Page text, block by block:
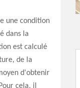
une condition
dans la
est calculé
de la
d'obtenir
cela, il